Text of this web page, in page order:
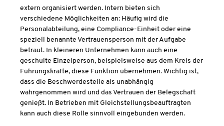
extern organisiert werden. Intern bieten sich
verschiedene Möglichkeiten an: Häufig wird die
Personalabteilung, eine Compliance-Einheit oder eine
speziell benannte Vertrauensperson mit der Aufgabe
betraut. In kleineren Unternehmen kann auch eine
geschulte Einzelperson, beispielsweise aus dem Kreis der
Führungskräfte, diese Funktion übernehmen. Wichtig ist,
dass die Beschwerdestelle als unabhängig
wahrgenommen wird und das Vertrauen der Belegschaft
genießt. In Betrieben mit Gleichstellungsbeauftragten
kann auch diese Rolle sinnvoll eingebunden werden.